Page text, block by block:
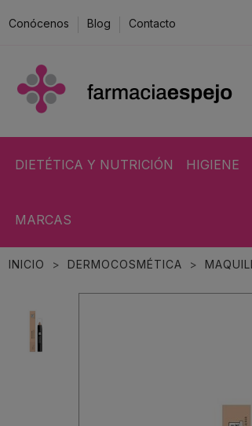
Conócenos Blog Contacto
DIETÉTICA Y NUTRICIÓN HIGIENE
MARCAS
INICIO DERMOCOSMÉTICA